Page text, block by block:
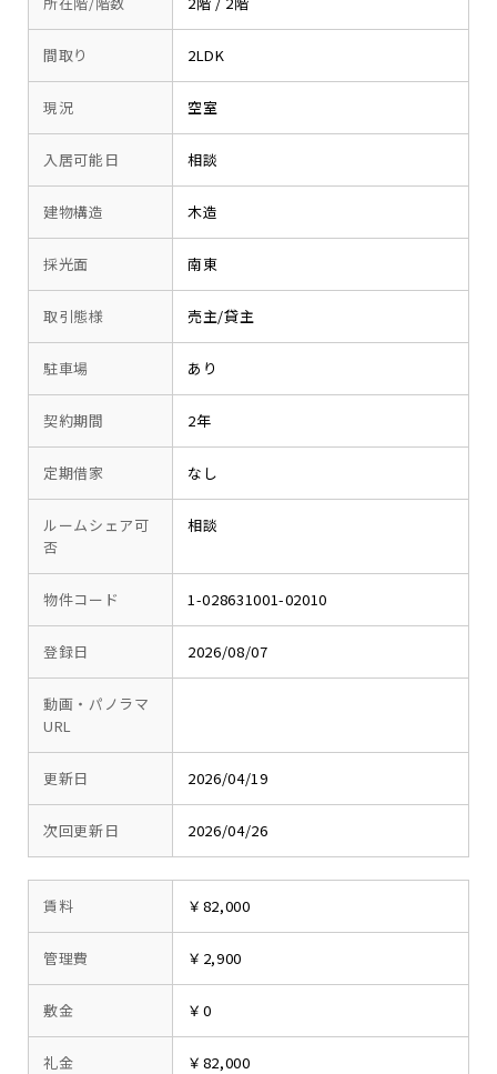
間取り 2LDK
現況 空室
入居可能日 相談
建物構造 木造
採光面 南東
取引態様 売主/貸主
駐車場 あり
契約期間 2年
定期借家 なし
ルームシェア可
否
相談
物件コード 1-028631001-02010
登録日 2026/08/07
動画・パノラマ
URL
更新日 2026/04/19
次回更新日 2026/04/26
賃料 ￥82,000
管理費 ￥2,900
敷金 ￥0
礼金 ￥82,000